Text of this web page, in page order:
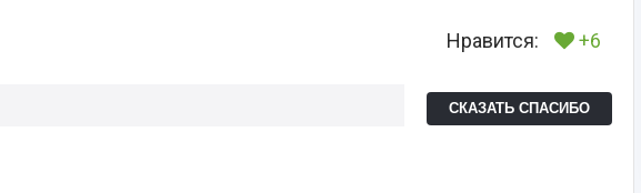
Нравится: +6
СКАЗАТЬ СПАСИБО